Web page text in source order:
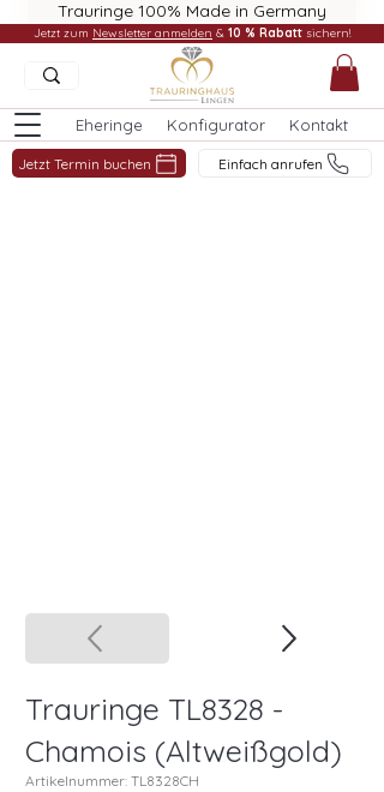
Trauringe 100% Made in Germany
Eheringe Konfigurator Kontakt
Jetzt Termin buchen Einfach anrufen
Jetzt zum Newsletter anmelden & 10 % Rabatt sichern!
Trauringe TL8328 -
Chamois (Altweißgold)
Artikelnummer: TL8328CH